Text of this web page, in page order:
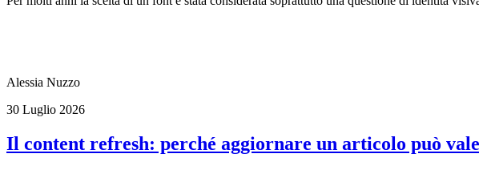
Alessia Nuzzo
30 Luglio 2026
Il content refresh: perché aggiornare un articolo può